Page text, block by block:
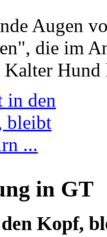
Augen
die im
Kalter
in GT
Kopf,